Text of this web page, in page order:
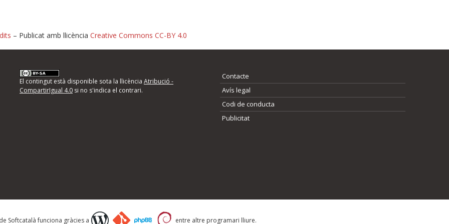
d'errors
següents i descriviu quina és la millora que
– Publicat amb llicència Creative Commons CC-BY 4.0
El contingut està disponible sota la llicència Atribució -
CompartirIgual 4.0si no s'indica el contrari.
Contacte
Avís legal
Codi de conducta
Publicitat
Softcatalà funciona gràcies a entre altre programari lliure.